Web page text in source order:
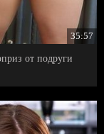
35:57
от подруги